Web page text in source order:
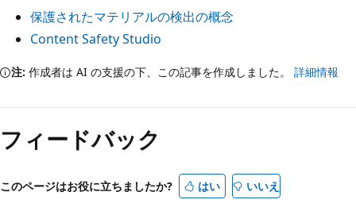
保護されたマテリアルの検出の概念
Content Safety Studio
注: 作成者は AI の支援の下、この記事を作成しました。 詳細情報
フィードバック
このページはお役に立ちましたか? はい いいえ